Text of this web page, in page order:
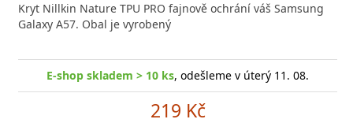
Kryt Nillkin Nature TPU PRO fajnově ochrání váš Samsung
Galaxy A57. Obal je vyrobený
E-shop skladem > 10 ks, odešleme v úterý 11. 08.
219 Kč